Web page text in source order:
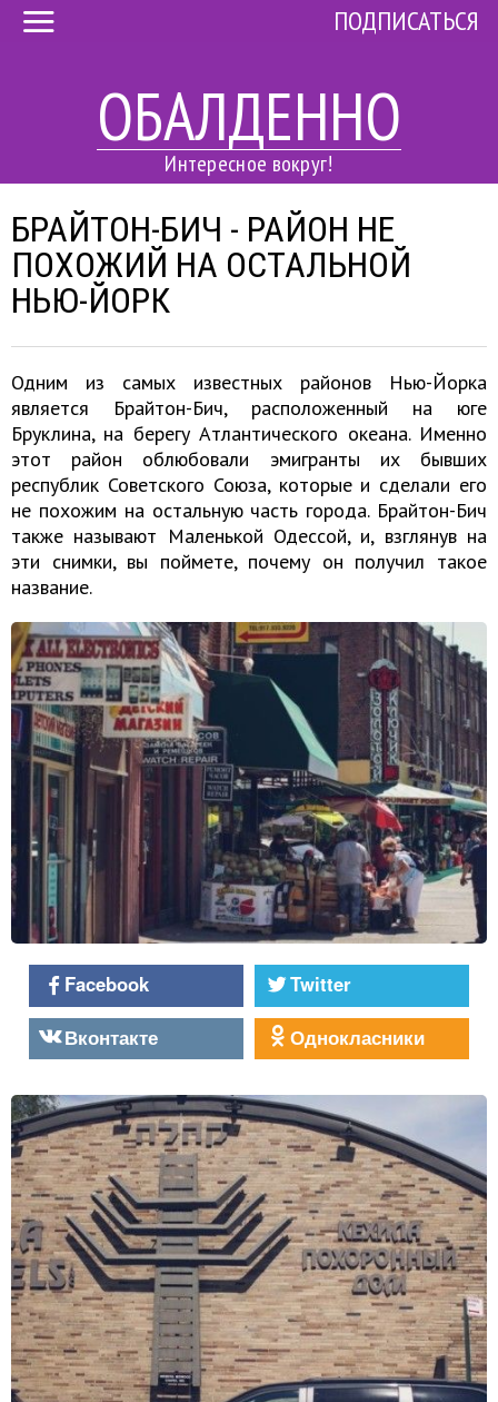
ОБАЛДЕННО
Интересное вокруг!
ПОДПИСАТЬСЯ
БРАЙТОН-БИЧ - РАЙОН НЕ
ПОХОЖИЙ НА ОСТАЛЬНОЙ
НЬЮ-ЙОРК
Одним из самых известных районов Нью-Йорка
является Брайтон-Бич, расположенный на юге
Бруклина, на берегу Атлантического океана. Именно
этот район облюбовали эмигранты их бывших
республик Советского Союза, которые и сделали его
не похожим на остальную часть города. Брайтон-Бич
также называют Маленькой Одессой, и, взглянув на
эти снимки, вы поймете, почему он получил такое
название.
Facebook
Twitter
Вконтакте
Однокласники